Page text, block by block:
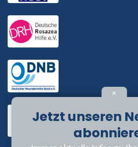
✕
Jetzt unseren